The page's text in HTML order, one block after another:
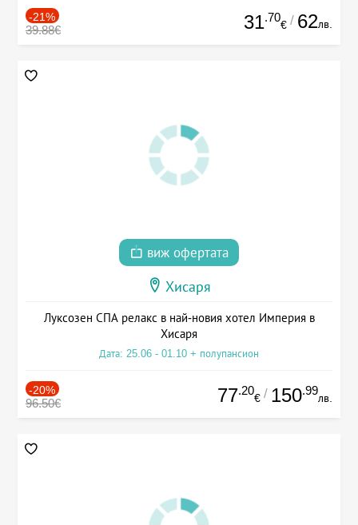
-21%
39.88€ 31.70
€ / 62лв.
виж офертата
Хисаря
Луксозен СПА релакс в най-новия хотел Империя в
Хисаря
Дата: 25.06 - 01.10 + полупансион
-20%
96.50€ 77.20
€ / 150.99
лв.